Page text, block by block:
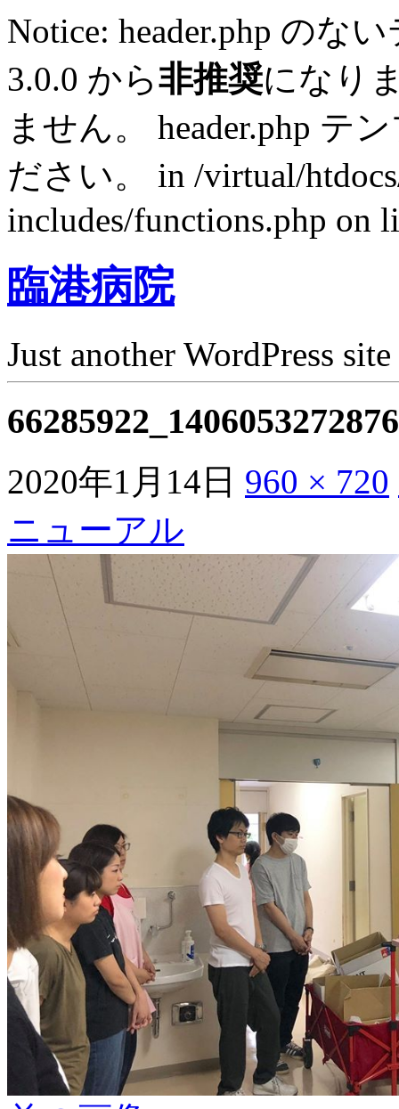
Notice: header.php のな
3.0.0 から非推奨になり
ません。 header.php テ
ださい。 in /virtual/
includes/functions.php on
臨港病院
Just another WordPress site
2020年1月14日 960 × 720
ニューアル